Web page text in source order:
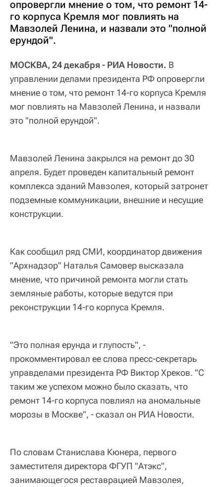
опровергли мнение о том, что ремонт 14-
го корпуса Кремля мог повлиять на
Мавзолей Ленина, и назвали это "полной
ерундой".
МОСКВА, 24 декабря - РИА Новости. В
управлении делами президента РФ опровергли
мнение о том, что ремонт 14-го корпуса Кремля
мог повлиять на Мавзолей Ленина, и назвали
это "полной ерундой".
Мавзолей Ленина закрылся на ремонт до 30
апреля. Будет проведен капитальный ремонт
комплекса зданий Мавзолея, который затронет
подземные коммуникации, внешние и несущие
конструкции.
Как сообщил ряд СМИ, координатор движения
"Архнадзор" Наталья Самовер высказала
мнение, что причиной ремонта могли стать
земляные работы, которые ведутся при
реконструкции 14-го корпуса Кремля.
"Это полная ерунда и глупость", -
прокомментировал ее слова пресс-секретарь
управделами президента РФ Виктор Хреков. "С
таким же успехом можно было сказать, что
ремонт 14-го корпуса повлиял на аномальные
морозы в Москве", - сказал он РИА Новости.
По словам Станислава Кюнера, первого
заместителя директора ФГУП "Атэкс",
занимающегося реставрацией Мавзолея,